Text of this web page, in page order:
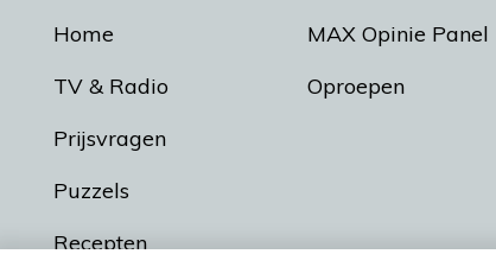
Home
TV & Radio
Prijsvragen
Puzzels
Recepten
MAX Opinie Panel
Oproepen